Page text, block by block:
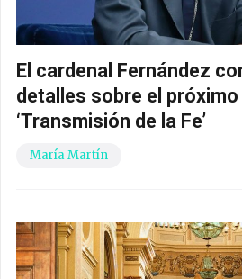
El cardenal Fernández
detalles sobre el
‘Transmisión de la Fe’
María Martín